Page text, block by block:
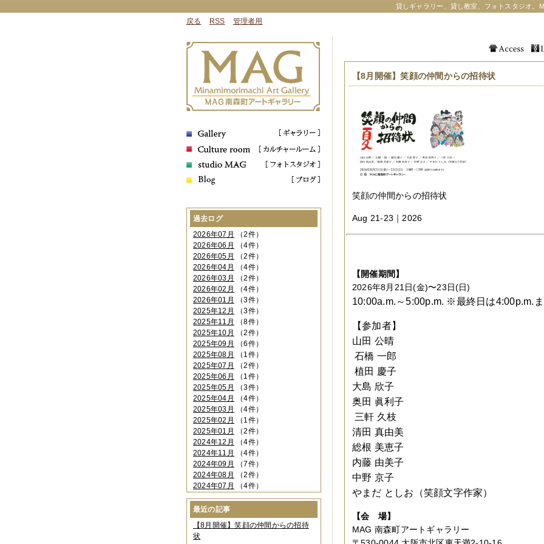
貸しギャラリー、貸し教室、フォトスタジオ。
戻る RSS 管理者用
【8月開催】笑顔の仲間からの招待状
笑顔の仲間からの招待状
Aug 21-23｜2026
【開催期間】
2026年8月21日(金)〜23日(日)
10:00a.m.～5:00p.m. ※最終日は4:00p.m.
【参加者】
山田 公晴
石橋 一郎
植田 慶子
大島 欣子
奥田 眞利子
三軒 久枝
清田 真由美
総根 美恵子
内藤 由美子
中野 京子
やまだ としお（笑顔文字作家）
【会 場】
MAG 南森町アートギャラリー
過去ログ
2026年07月
（2件）
2026年06月
（4件）
2026年05月
（2件）
2026年04月
（4件）
2026年03月
（2件）
2026年02月
（4件）
2026年01月
（3件）
2025年12月
（3件）
2025年11月
（8件）
2025年10月
（2件）
2025年09月
（6件）
2025年08月
（1件）
2025年07月
（2件）
2025年06月
（1件）
2025年05月
（3件）
2025年04月
（4件）
2025年03月
（4件）
2025年02月
（1件）
2025年01月
（2件）
2024年12月
（4件）
2024年11月
（4件）
2024年09月
（7件）
2024年08月
（2件）
2024年07月
（4件）
2024年06月（4件）
2024年04月
2024年03月（3件）
2024年02月（2件）
2023年12月
最近の記事
【8月開催】笑顔の仲間からの招待
状